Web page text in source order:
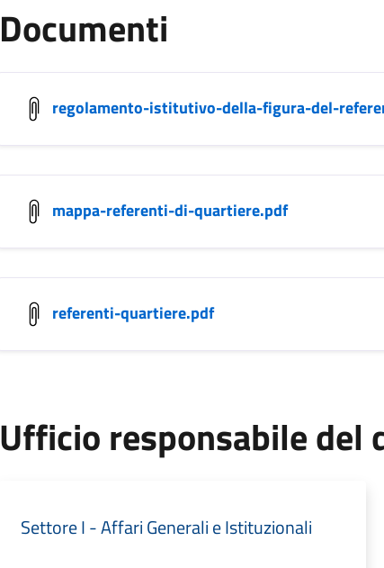
Documenti
regolamento-istitutivo-della-figura-del-
mappa-referenti-di-quartiere.pdf
referenti-quartiere.pdf
Ufficio responsabile del
Settore I - Affari Generali e Istituzionali